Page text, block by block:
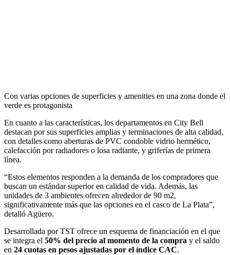
Con varias opciones de superficies y amenities en una zona donde el
verde es protagonista
En cuanto a las características, los departamentos en City Bell
destacan por sus superficies amplias y terminaciones de alta calidad,
con detalles como aberturas de PVC condoble vidrio hermético,
calefacción por radiadores o losa radiante, y griferías de primera
línea.
“Estos elementos responden a la demanda de los compradores que
buscan un estándar superior en calidad de vida. Además, las
unidades de 3 ambientes ofrecen alrededor de 90 m2,
significativamente más que las opciones en el casco de La Plata”,
detalló Agüero.
Desarrollada por TST ofrece un esquema de financiación en el que
se integra el 50% del precio al momento de la compra y el saldo
en 24 cuotas en pesos ajustadas por el índice CAC.